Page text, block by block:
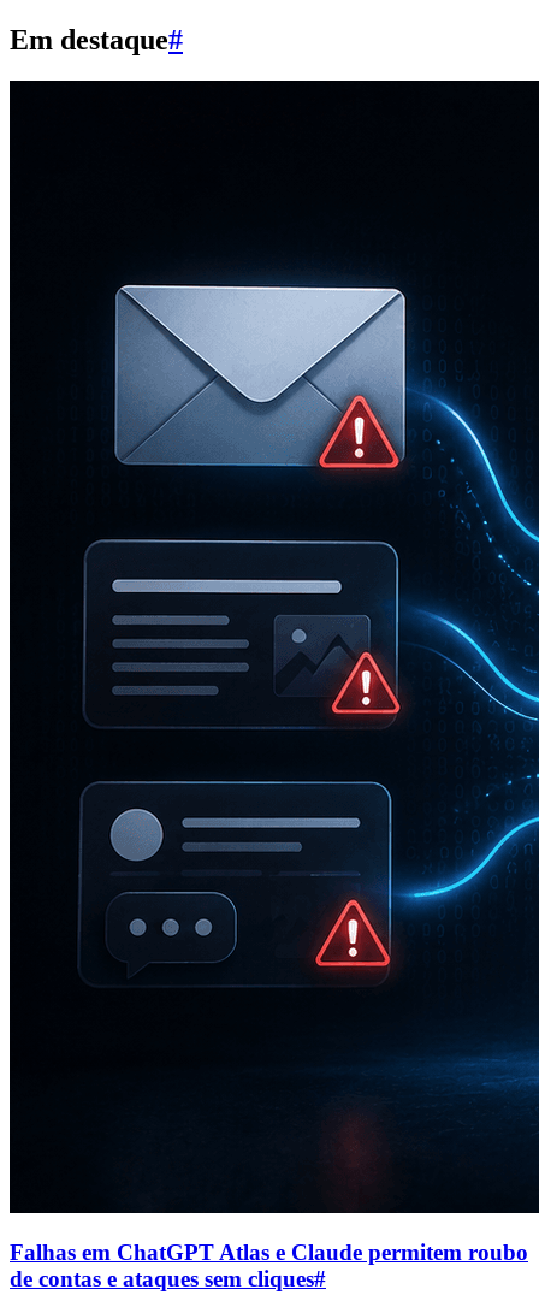
Em destaque#
Falhas em ChatGPT Atlas e Claude permitem roubo
de contas e ataques sem cliques#